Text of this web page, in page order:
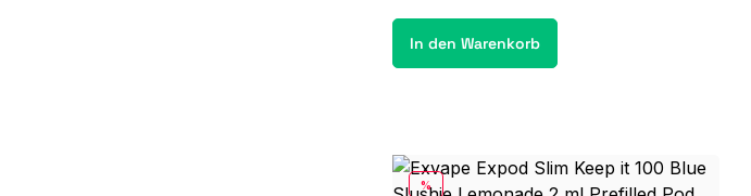
In den Warenkorb
RABATT
%